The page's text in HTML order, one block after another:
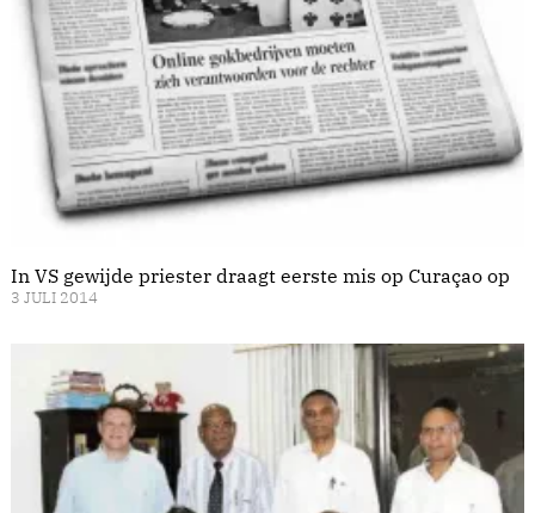
In VS gewijde priester draagt eerste mis op Curaçao op
3 JULI 2014